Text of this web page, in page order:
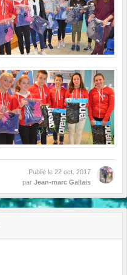
Publié le 22 oct. 2017
par Jean-marc Gallais